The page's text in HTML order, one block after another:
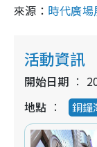
來源： 時代廣場
活動資訊
開始日期
地點
銅鑼